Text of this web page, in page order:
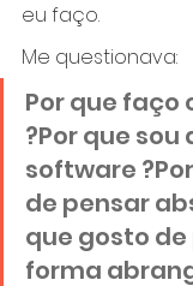
eu faço.
Me questionava:
Por que faço
?Por que
software
de pensar
que gosto
forma